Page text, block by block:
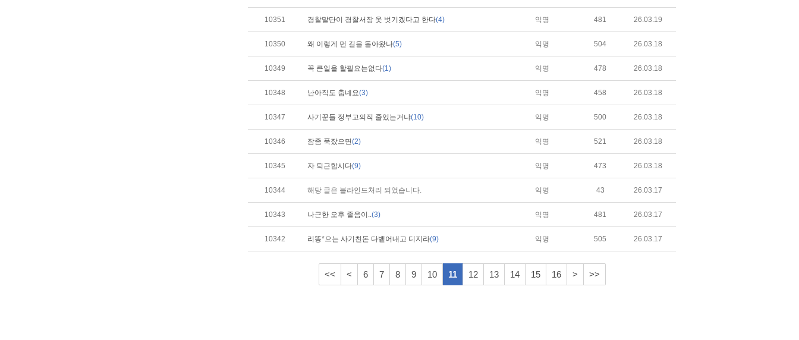
10351 경찰말단이 경찰서장 옷 벗기겠다고 한다(4) 익명 481 26.03.19
10350 왜 이렇게 먼 길을 돌아왔나(5) 익명 504 26.03.18
10349 꼭 큰일을 할필요는없다(1) 익명 478 26.03.18
10348 난아직도 춥녜요(3) 익명 458 26.03.18
10347 사기꾼들 정부고의직 줄있는거냐(10) 익명 500 26.03.18
10346 잠좀 푹잤으면(2) 익명 521 26.03.18
10345 자 퇴근합시다(9) 익명 473 26.03.18
10344 해당 글은 블라인드처리 되었습니다. 익명 43 26.03.17
10343 나근한 오후 졸음이..(3) 익명 481 26.03.17
10342 리똥*으는 사기친돈 다뱉어내고 디지라(9) 익명 505 26.03.17
<< < 6 7 8 9 10 11 12 13 14 15 16 > >>